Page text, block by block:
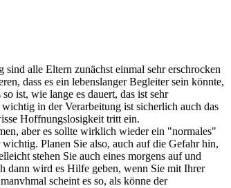
alle Eltern zunächst einmal sehr erschrocken
dass es ein lebenslanger Begleiter sein könnte,
ist, wie lange es dauert, das ist sehr
in der Verarbeitung ist sicherlich auch das
Hoffnungslosigkeit tritt ein.
aber es sollte wirklich wieder ein "normales"
Planen Sie also, auch auf die Gefahr hin,
stehen Sie auch eines morgens auf und
dann wird es Hilfe geben, wenn Sie mit Ihrer
scheint es so, als könne der